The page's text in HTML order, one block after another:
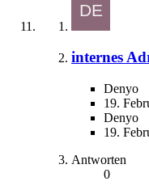
internes
Denyo
19.
Denyo
19.
Antworten
0